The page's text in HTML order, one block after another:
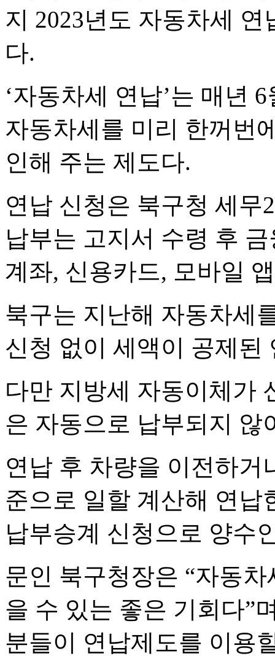
지 2023년도 자동차세
다.
‘자동차세 연납’는 매년
자동차세를 미리 한꺼번
인해 주는 제도다.
연납 신청은 북구청 세무
납부는 고지서 수령 후
계좌, 신용카드, 모바일
북구는 지난해 자동차세
신청 없이 세액이 공제된
다만 지방세 자동이체가
은 자동으로 납부되지 않
연납 후 차량을 이전하거
준으로 일할 계산해 연납
납부승계 신청으로 양수
문인 북구청장은 “자동
을 수 있는 좋은 기회다”
분들이 연납제도를 이용